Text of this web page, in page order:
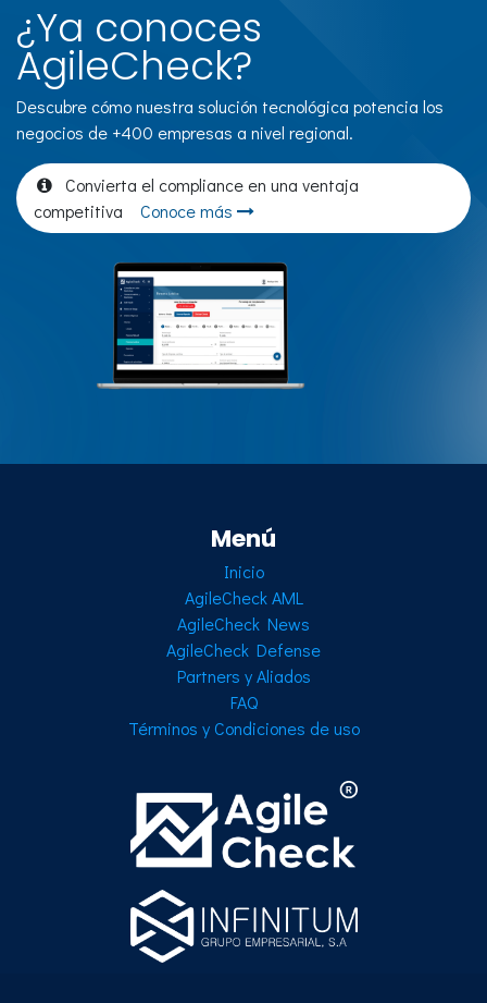
¿Ya conoces
AgileCheck?
Descubre cómo nuestra solución tecnológica potencia los
negocios de +400 empresas a nivel regional.
Convierta el compliance en una ventaja
competitiva Conoce más
Menú
Inicio
AgileCheck AML
AgileCheck News
AgileCheck Defense
Partners y Aliados
FAQ
Términos y Condiciones de uso